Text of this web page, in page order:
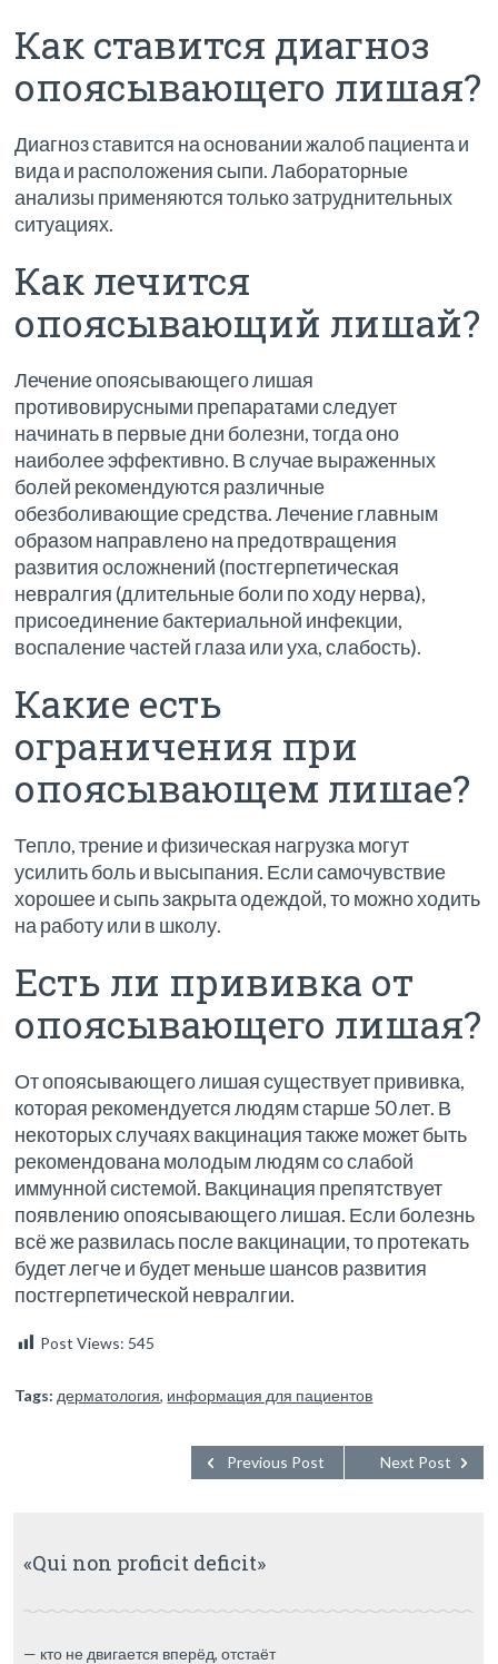
Как ставится диагноз
опоясывающего лишая?
Диагноз ставится на основании жалоб пациента и
вида и расположения сыпи. Лабораторные
анализы применяются только затруднительных
ситуациях.
Как лечится
опоясывающий лишай?
Лечение опоясывающего лишая
противовирусными препаратами следует
начинать в первые дни болезни, тогда оно
наиболее эффективно. В случае выраженных
болей рекомендуются различные
обезболивающие средства. Лечение главным
образом направлено на предотвращения
развития осложнений (постгерпетическая
невралгия (длительные боли по ходу нерва),
присоединение бактериальной инфекции,
воспаление частей глаза или уха, слабость).
Какие есть
ограничения при
опоясывающем лишае?
Тепло, трение и физическая нагрузка могут
усилить боль и высыпания. Если самочувствие
хорошее и сыпь закрыта одеждой, то можно ходить
на работу или в школу.
Есть ли прививка от
опоясывающего лишая?
От опоясывающего лишая существует прививка,
которая рекомендуется людям старше 50 лет. В
некоторых случаях вакцинация также может быть
рекомендована молодым людям со слабой
иммунной системой. Вакцинация препятствует
появлению опоясывающего лишая. Если болезнь
всё же развилась после вакцинации, то протекать
будет легче и будет меньше шансов развития
постгерпетической невралгии.
Post Views: 545
Tags: дерматология, информация для пациентов
Next Post
Previous Post
«Qui non proficit deficit»
— кто не двигается вперёд, отстаёт